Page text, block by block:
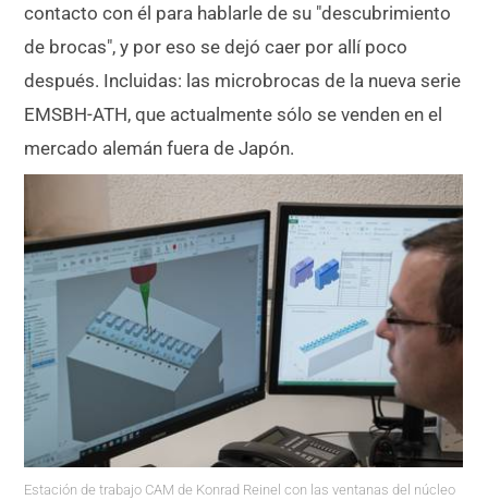
contacto con él para hablarle de su "descubrimiento
de brocas", y por eso se dejó caer por allí poco
después. Incluidas: las microbrocas de la nueva serie
EMSBH-ATH, que actualmente sólo se venden en el
mercado alemán fuera de Japón.
Estación de trabajo CAM de Konrad Reinel con las ventanas del núcleo